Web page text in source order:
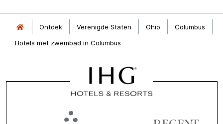
Ontdek Verenigde Staten Ohio
Columbus
Hotels met zwembad in Columbus